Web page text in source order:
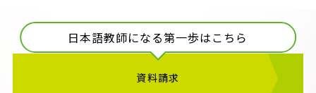
日本語教師になる第一歩はこちら
資料請求